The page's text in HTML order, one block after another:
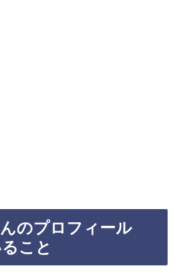
のプロフィール
こと